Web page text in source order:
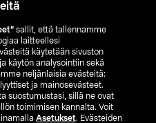
sallit, että tallennamme
laitteellesi
käytetään sivuston
käytön analysointiin sekä
neljänlaisia evästeitä:
ja mainosevästeet.
suostumustasi, sillä ne ovat
toimimisen kannalta. Voit
Asetukset. Evästeiden
FI
SV